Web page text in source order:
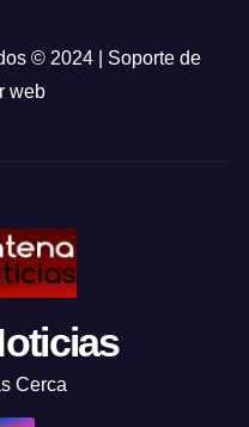
© 2024 | Soporte de
web
Cerca